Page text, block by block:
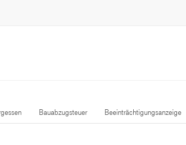
Bauabzugsteuer Beeinträchtigungsanzeige